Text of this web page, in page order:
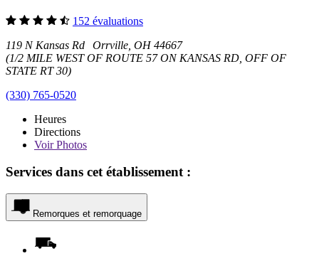
152 évaluations
119 N Kansas Rd Orrville, OH 44667
(1/2 MILE WEST OF ROUTE 57 ON KANSAS RD, OFF OF
STATE RT 30)
(330) 765-0520
Heures
Directions
VoirPhotos
Services dans cet établissement :
Remorques et remorquage